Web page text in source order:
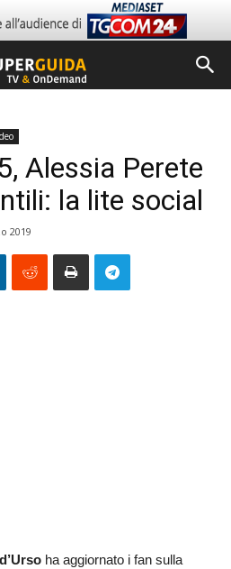
Alessia Perete
la lite social
2019
ha aggiornato i fan sulla